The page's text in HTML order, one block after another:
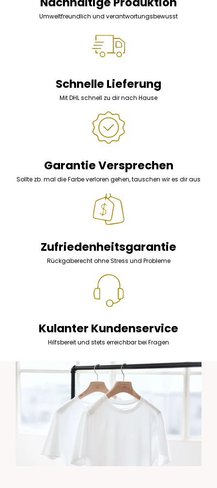
Umweltfreundlich und verantwortungsbewusst
Schnelle Lieferung
Mit DHL schnell zu dir nach Hause
Garantie Versprechen
Sollte zb. mal die Farbe verloren gehen, tauschen wir es dir aus
Zufriedenheitsgarantie
Rückgaberecht ohne Stress und Probleme
Kulanter Kundenservice
Hilfsbereit und stets erreichbar bei Fragen